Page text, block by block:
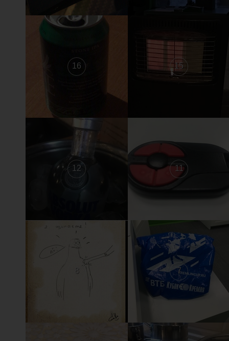
16 15
12 11
8 7